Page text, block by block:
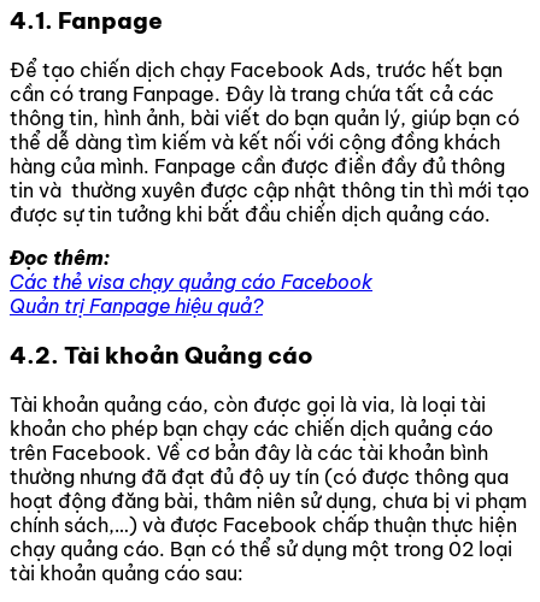
4.1. Fanpage
Để tạo chiến dịch chạy Facebook Ads, trước hết bạn
cần có trang Fanpage. Đây là trang chứa tất cả các
thông tin, hình ảnh, bài viết do bạn quản lý, giúp bạn có
thể dễ dàng tìm kiếm và kết nối với cộng đồng khách
hàng của mình. Fanpage cần được điền đầy đủ thông
tin và thường xuyên được cập nhật thông tin thì mới tạo
được sự tin tưởng khi bắt đầu chiến dịch quảng cáo.
Đọc thêm:
Các thẻ visa chạy quảng cáo Facebook
Quản trị Fanpage hiệu quả?
4.2. Tài khoản Quảng cáo
Tài khoản quảng cáo, còn được gọi là via, là loại tài
khoản cho phép bạn chạy các chiến dịch quảng cáo
trên Facebook. Về cơ bản đây là các tài khoản bình
thường nhưng đã đạt đủ độ uy tín (có được thông qua
hoạt động đăng bài, thâm niên sử dụng, chưa bị vi phạm
chính sách,…) và được Facebook chấp thuận thực hiện
chạy quảng cáo. Bạn có thể sử dụng một trong 02 loại
tài khoản quảng cáo sau: